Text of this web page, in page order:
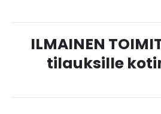
ILMAINEN
tilauksille